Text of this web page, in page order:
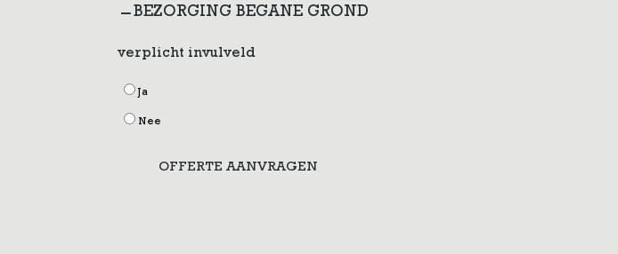
BEZORGING BEGANE GROND
verplicht invulveld
Ja
Nee
OFFERTE AANVRAGEN